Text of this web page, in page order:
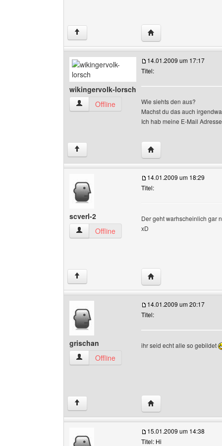
↑ Website dieses
wikingervolk-lorsch
wikingervolk-lorsch Benutzer-Profile anzeigen
Offline
14.01.2009 um 17:17
Titel:
Wie siehts den aus?
Machst du das auch
Ich hab meine E-Mail
↑ Website dieses
scverl-2
scverl-2 Benutzer-Profile anzeigen
Offline
14.01.2009 um 18:29
Titel:
Der geht warhscheinlich gar
xD
↑ Website dieses
grischan
grischan Benutzer-Profile anzeigen
Offline
14.01.2009 um 20:17
Titel:
ihr seid echt alle so gebildet
↑ Website dieses
15.01.2009 um 14:38
Titel: Hi